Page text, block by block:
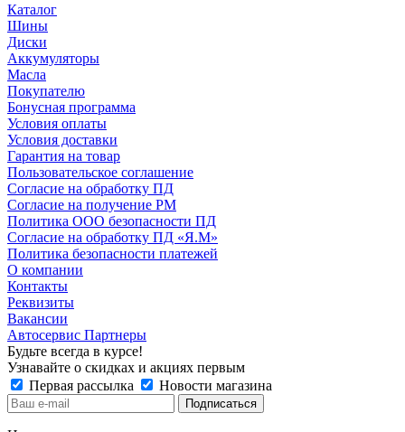
Каталог
Шины
Диски
Аккумуляторы
Масла
Покупателю
Бонусная программа
Условия оплаты
Условия доставки
Гарантия на товар
Пользовательское соглашение
Согласие на обработку ПД
Согласие на получение РМ
Политика ООО безопасности ПД
Согласие на обработку ПД «Я.М»
Политика безопасности платежей
О компании
Контакты
Реквизиты
Вакансии
Автосервис Партнеры
Будьте всегда в курсе!
Узнавайте о скидках и акциях первым
Первая рассылка
Новости магазина